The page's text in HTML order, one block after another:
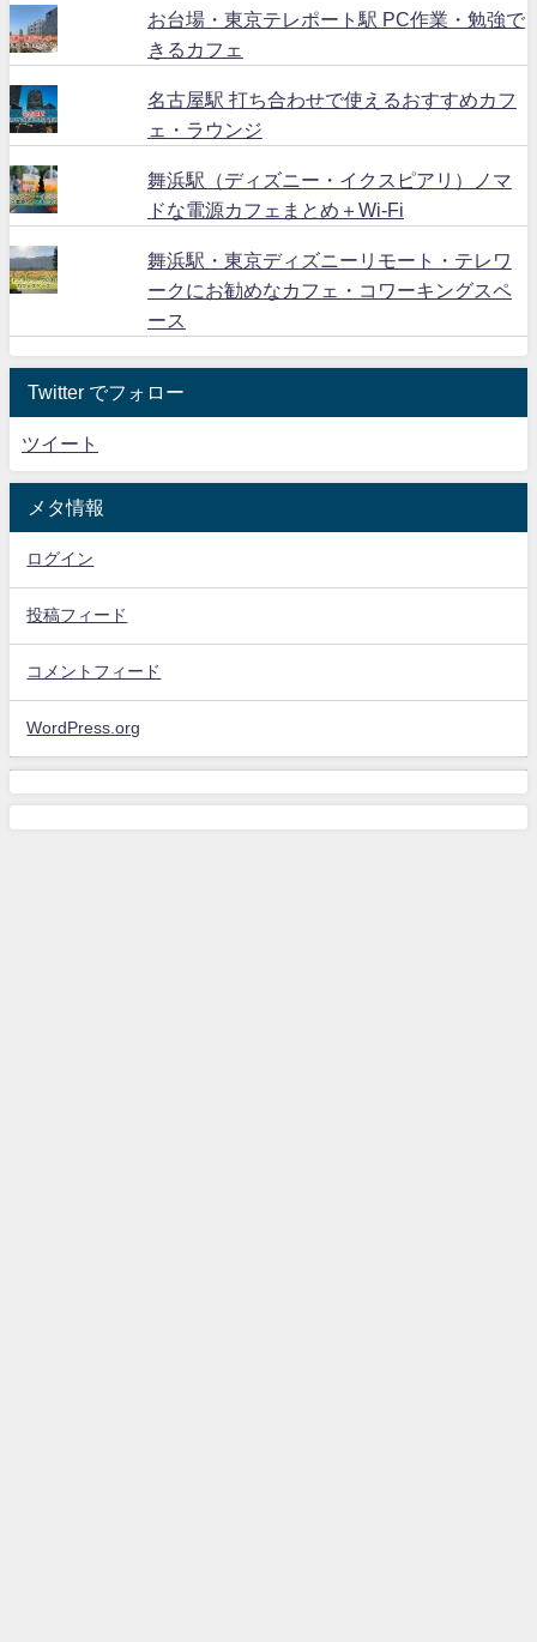
お台場・東京テレポート駅 PC作業・勉強で
きるカフェ
名古屋駅 打ち合わせで使えるおすすめカフ
ェ・ラウンジ
舞浜駅（ディズニー・イクスピアリ）ノマ
ドな電源カフェまとめ＋Wi-Fi
舞浜駅・東京ディズニーリモート・テレワ
ークにお勧めなカフェ・コワーキングスペ
ース
Twitter でフォロー
ツイート
メタ情報
ログイン
投稿フィード
コメントフィード
WordPress.org